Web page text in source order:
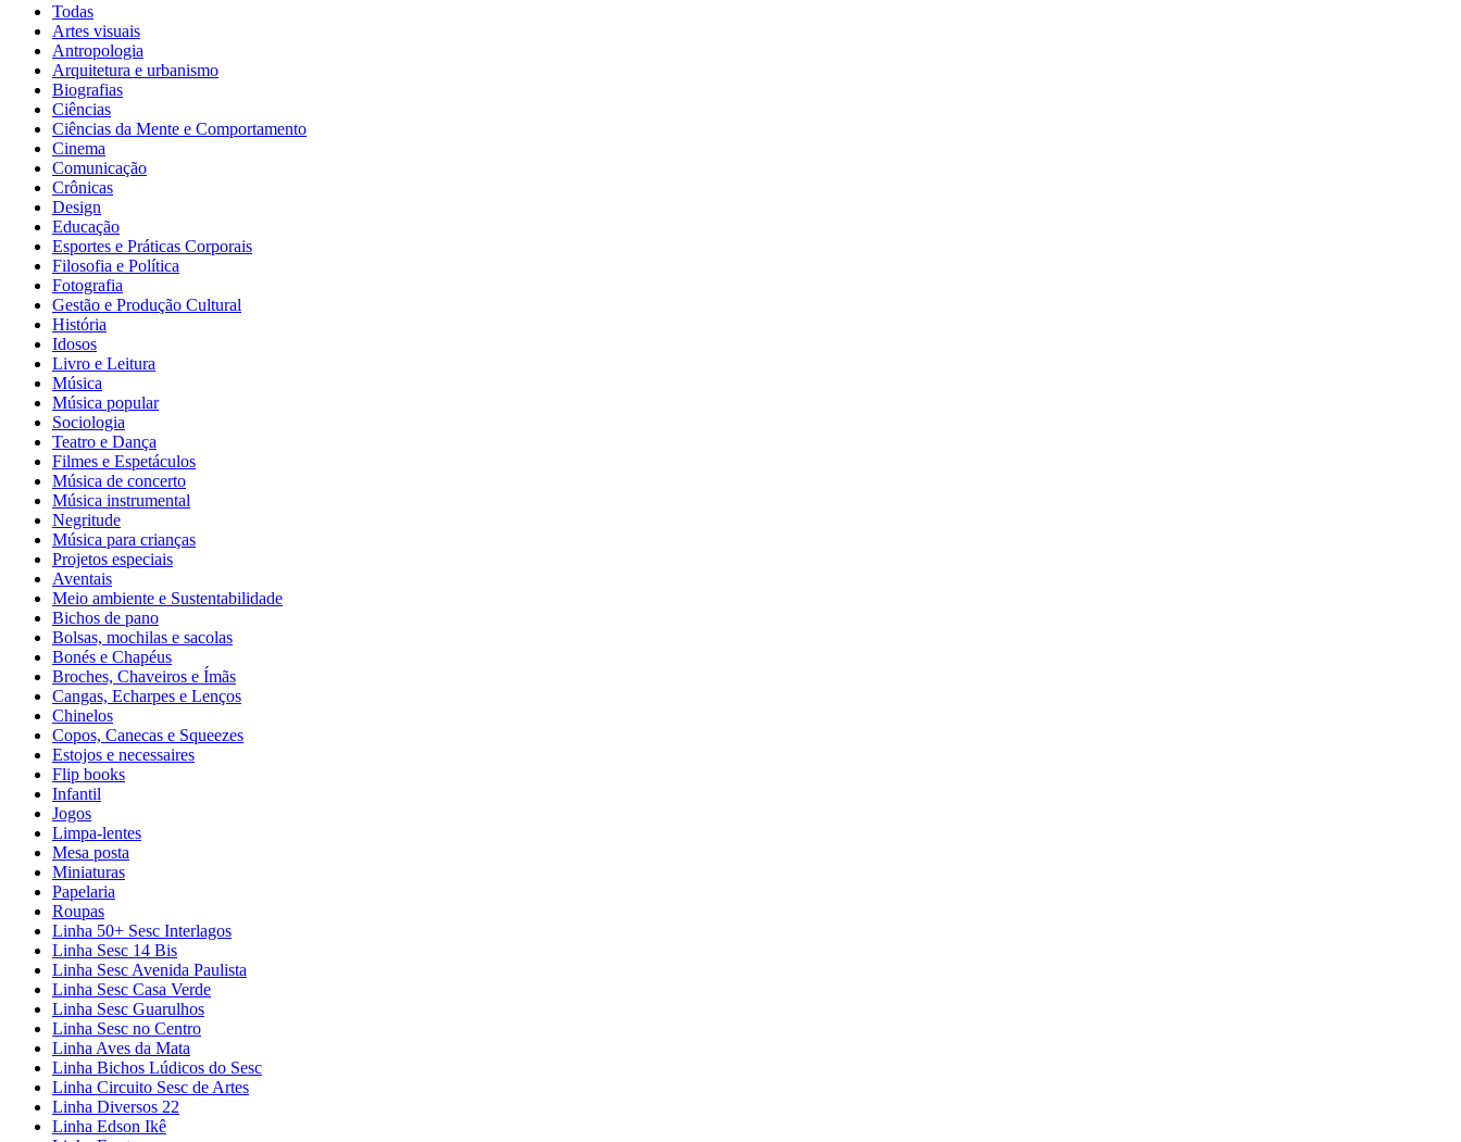
Todas
Artes visuais
Antropologia
Arquitetura e urbanismo
Biografias
Ciências
Ciências da Mente e Comportamento
Cinema
Comunicação
Crônicas
Design
Educação
Esportes e Práticas Corporais
Filosofia e Política
Fotografia
Gestão e Produção Cultural
História
Idosos
Livro e Leitura
Música
Música popular
Sociologia
Teatro e Dança
Filmes e Espetáculos
Música de concerto
Música instrumental
Negritude
Música para crianças
Projetos especiais
Aventais
Meio ambiente e Sustentabilidade
Bichos de pano
Bolsas, mochilas e sacolas
Bonés e Chapéus
Broches, Chaveiros e Ímãs
Cangas, Echarpes e Lenços
Chinelos
Copos, Canecas e Squeezes
Estojos e necessaires
Flip books
Infantil
Jogos
Limpa-lentes
Mesa posta
Miniaturas
Papelaria
Roupas
Linha 50+ Sesc Interlagos
Linha Sesc 14 Bis
Linha Sesc Avenida Paulista
Linha Sesc Casa Verde
Linha Sesc Guarulhos
Linha Sesc no Centro
Linha Aves da Mata
Linha Bichos Lúdicos do Sesc
Linha Circuito Sesc de Artes
Linha Diversos 22
Linha Edson Ikê